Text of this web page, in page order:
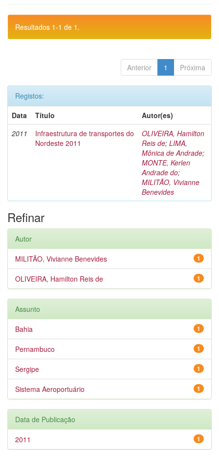
Resultados 1-1 de 1.
Anterior 1 Próxima
Registos:
Data
Título
Autor(es)
2011
Infraestrutura de transportes do
Nordeste 2011
OLIVEIRA, Hamilton
Reis de; LIMA,
Mônica de Andrade;
MONTE, Kerlen
Andrade do;
MILITÃO, Vivianne
Benevides
Refinar
Autor
1
MILITÃO, Vivianne Benevides
1
OLIVEIRA, Hamilton Reis de
Assunto
1
Bahia
1
Pernambuco
1
Sergipe
1
Sistema Aeroportuário
Data de Publicação
1
2011